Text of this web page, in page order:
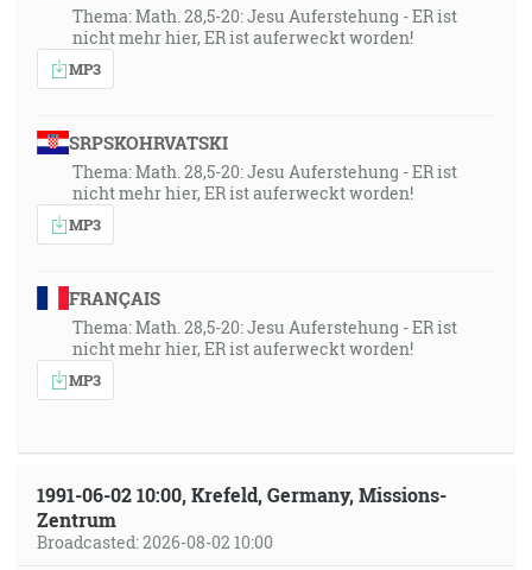
Thema: Math. 28,5-20: Jesu Auferstehung - ER ist
nicht mehr hier, ER ist auferweckt worden!
MP3
SRPSKOHRVATSKI
Thema: Math. 28,5-20: Jesu Auferstehung - ER ist
nicht mehr hier, ER ist auferweckt worden!
MP3
FRANÇAIS
Thema: Math. 28,5-20: Jesu Auferstehung - ER ist
nicht mehr hier, ER ist auferweckt worden!
MP3
1991-06-02 10:00, Krefeld, Germany, Missions-
Zentrum
Broadcasted: 2026-08-02 10:00